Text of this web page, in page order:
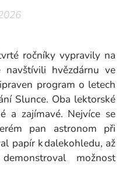
ročníky vypravily na
hvězdárnu ve
program o letech
Slunce. Oba lektorské
a zajímavé. Nejvíce se
pan astronom při
papír k dalekohledu, až
možnost